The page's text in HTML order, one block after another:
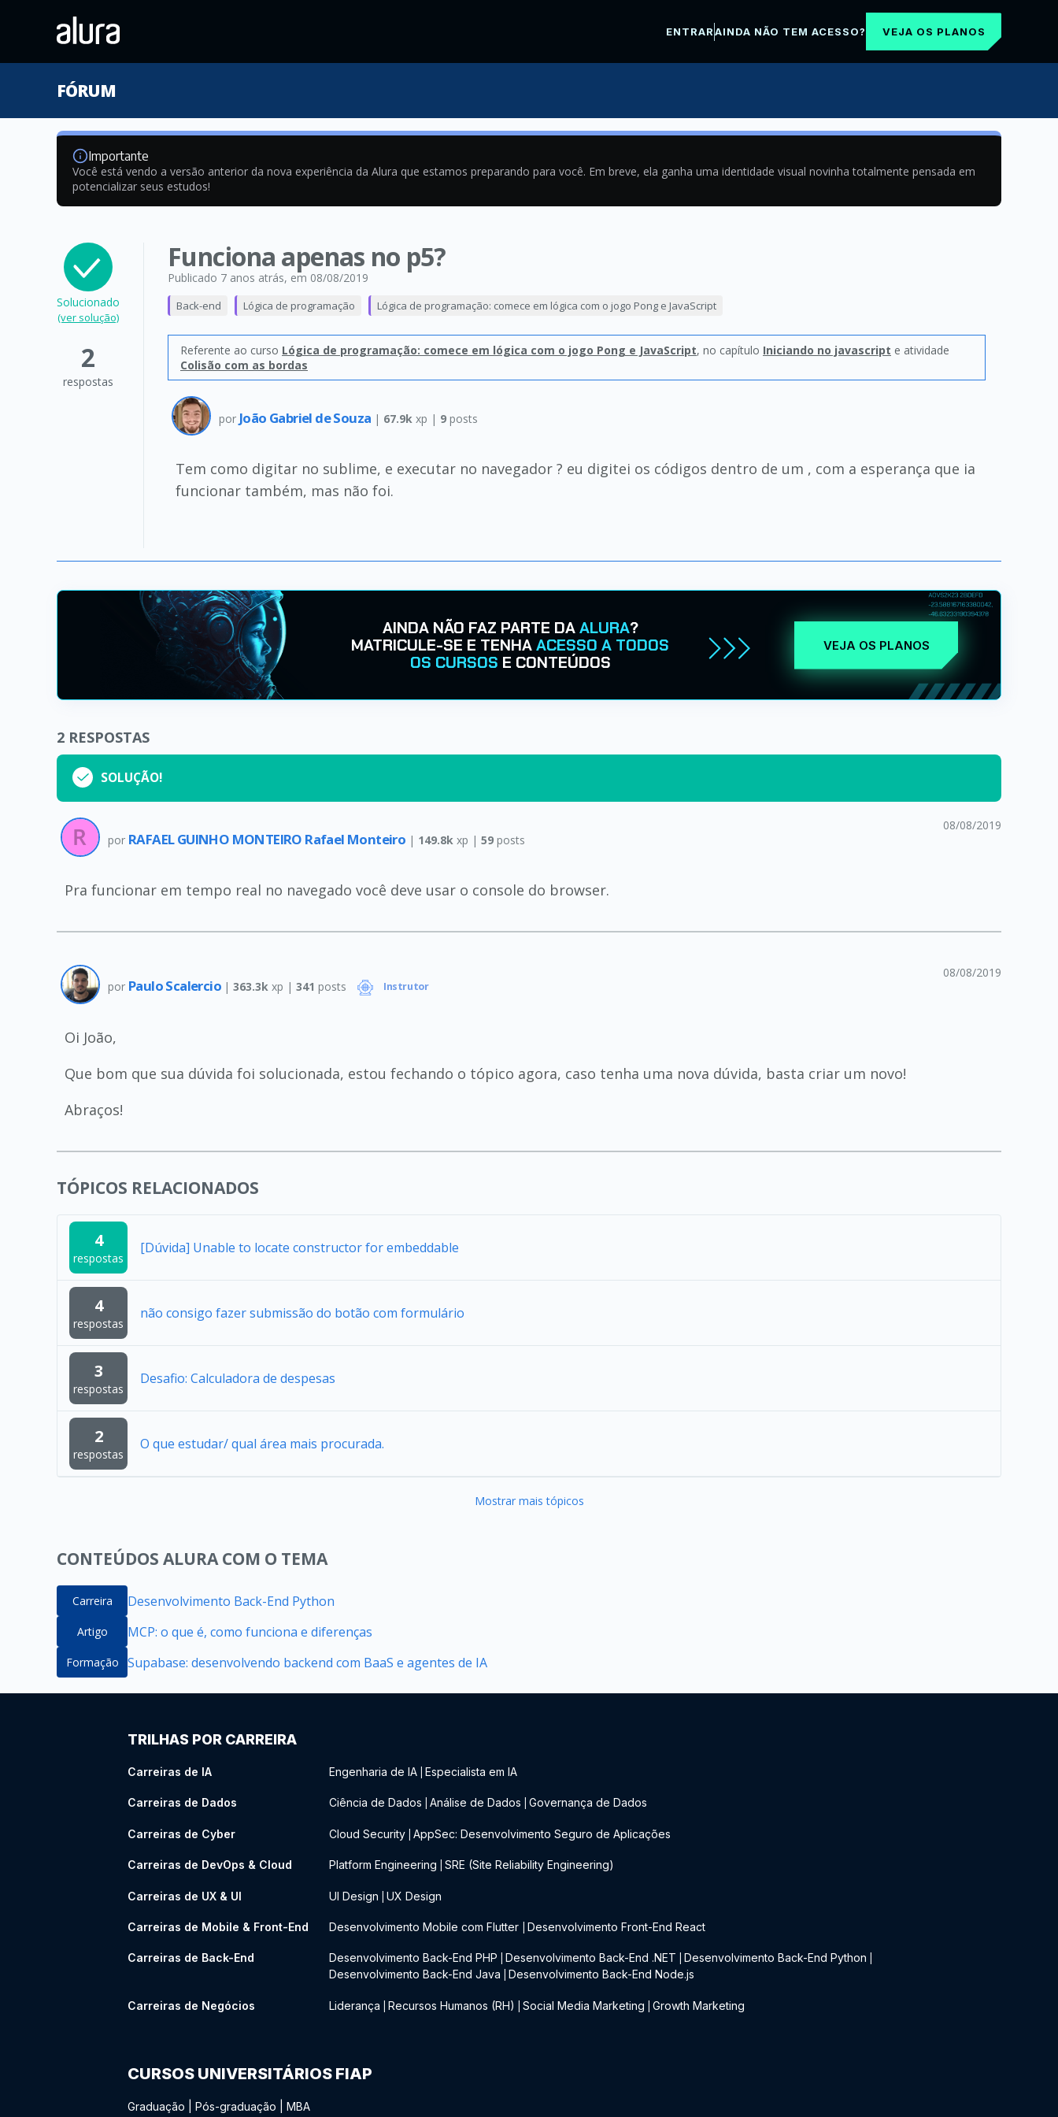
ENTRARAINDA NÃO TEM ACESSO? VEJA OS PLANOS
FÓRUM
Importante
Você está vendo a versão anterior da nova experiência da Alura que estamos preparando para você. Em breve, ela ganha uma identidade visual novinha totalmente pensada em
potencializar seus estudos!
Solucionado
(ver solução)
2
respostas
Funciona apenas no p5?
Publicado 7 anos atrás, em 08/08/2019
Back-end Lógica de programação Lógica de programação: comece em lógica com o jogo Pong e JavaScript
Referente ao curso Lógica de programação: comece em lógica com o jogo Pong e JavaScript, no capítulo Iniciando no javascript e atividade
Colisão com as bordas
por João Gabriel de Souza | 67.9k xp | 9posts
Tem como digitar no sublime, e executar no navegador ? eu digitei os códigos dentro de um , com a esperança que ia
funcionar também, mas não foi.
AINDA NÃO FAZ PARTE DAALURA?
MATRICULE-SE E TENHAACESSO A TODOS
OS CURSOS E CONTEÚDOS
VEJA OS PLANOS
2 RESPOSTAS
SOLUÇÃO!
por RAFAEL GUINHO MONTEIRO Rafael Monteiro | 149.8k xp | 59posts
08/08/2019
Pra funcionar em tempo real no navegado você deve usar o console do browser.
por Paulo Scalercio |363.3k xp |341 posts Instrutor
08/08/2019
Oi João,
Que bom que sua dúvida foi solucionada, estou fechando o tópico agora, caso tenha uma nova dúvida, basta criar um novo!
Abraços!
TÓPICOS RELACIONADOS
4
respostas
[Dúvida] Unable to locate constructor for embeddable
4
respostas
não consigo fazer submissão do botão com formulário
3
respostas
Desafio: Calculadora de despesas
2
respostas
O que estudar/ qual área mais procurada.
Mostrar mais tópicos
CONTEÚDOS ALURA COM O TEMA
Carreira Desenvolvimento Back-End Python
Artigo MCP: o que é, como funciona e diferenças
Formação Supabase: desenvolvendo backend com BaaS e agentes de IA
TRILHAS POR CARREIRA
Carreiras de IA Engenharia de IA Especialista em IA
Carreiras de Dados Ciência de Dados Análise de Dados Governança de Dados
Carreiras de Cyber Cloud Security AppSec: Desenvolvimento Seguro de Aplicações
Carreiras de DevOps & Cloud Platform Engineering SRE (Site Reliability Engineering)
Carreiras de UX & UI UI Design UX Design
Carreiras de Mobile & Front-End Desenvolvimento Mobile com Flutter Desenvolvimento Front-End React
Carreiras de Back-End Desenvolvimento Back-End PHP Desenvolvimento Back-End .NET Desenvolvimento Back-End Python
Desenvolvimento Back-End Java Desenvolvimento Back-End Node.js
Carreiras de Negócios Liderança Recursos Humanos (RH) Social Media Marketing Growth Marketing
CURSOS UNIVERSITÁRIOS FIAP
Graduação Pós-graduação MBA